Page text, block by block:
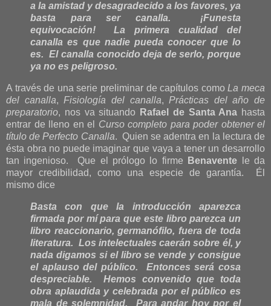
a la amistad y desagradecido a los favores, ya
basta para ser canalla. ¡Funesta
equivocación! La primera cualidad del
canalla es que nadie pueda conocer que lo
es. El canalla conocido deja de serlo, porque
ya no es peligroso.
A través de una serie preliminar de capítulos comoLa meca
del canalla,Fisiología del canalla,Prácticas del año de
preparatorio, nos va situando Rafael de Santa Ana hasta
entrar de lleno en el Curso completo para poder obtener el
título de Perfecto Canalla. Quien se adentra en la lectura de
ésta obra no puede imaginar que vaya a tener un desarrollo
tan ingenioso. Que el prólogo lo firme
Benavente le da
mayor credibilidad, como una especie de garantía. Él
mismo dice
Basta con que la introducción aparezca
firmada por mí para que este libro parezca un
libro reaccionario, germanófilo, fuera de toda
literatura. Los intelectuales caerán sobre él, y
nada digamos si el libro se vende y consigue
el aplauso del público. Entonces será cosa
despreciable. Hemos convenido que toda
obra aplaudida y celebrada por el público es
mala de solemnidad. Para andar hoy por el